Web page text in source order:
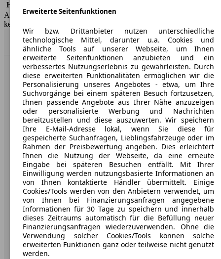
HSN/TSN
AutoScout24 GmbH übernimmt für die Richtigkeit der Angaben
keine Gewähr.
Nach Oben
AutoScout24: Europaweit der größte Online-Automarkt.
Unternehmen
Über AutoScout24
Presse
Karriere
Werbung
AGB
Datenschutz
Impressum
Erklärung zur Barrierefreiheit
Erweiterte Seitenfunktionen
Wir bzw. Drittanbieter nutzen unterschiedliche
technologische Mittel, darunter u.a. Cookies und
ähnliche Tools auf unserer Webseite, um Ihnen
erweiterte Seitenfunktionen anzubieten und ein
verbessertes Nutzungserlebnis zu gewährleisten. Durch
diese erweiterten Funktionalitäten ermöglichen wir die
Personalisierung unseres Angebotes - etwa, um Ihre
Suchvorgänge bei einem späteren Besuch fortzusetzen,
Ihnen passende Angebote aus Ihrer Nähe anzuzeigen
oder personalisierte Werbung und Nachrichten
bereitzustellen und diese auszuwerten. Wir speichern
Ihre E-Mail-Adresse lokal, wenn Sie diese für
gespeicherte Suchanfragen, Lieblingsfahrzeuge oder im
Rahmen der Preisbewertung angeben. Dies erleichtert
Ihnen die Nutzung der Webseite, da eine erneute
Eingabe bei späteren Besuchen entfällt. Mit Ihrer
Einwilligung werden nutzungsbasierte Informationen an
von Ihnen kontaktierte Händler übermittelt. Einige
Cookies/Tools werden von den Anbietern verwendet, um
von Ihnen bei Finanzierungsanfragen angegebene
Informationen für 30 Tage zu speichern und innerhalb
dieses Zeitraums automatisch für die Befüllung neuer
Finanzierungsanfragen wiederzuverwenden. Ohne die
Verwendung solcher Cookies/Tools können solche
erweiterten Funktionen ganz oder teilweise nicht genutzt
werden.